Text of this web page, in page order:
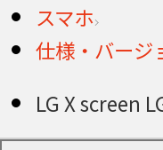
スマホ
仕様・バージ
LG X screen